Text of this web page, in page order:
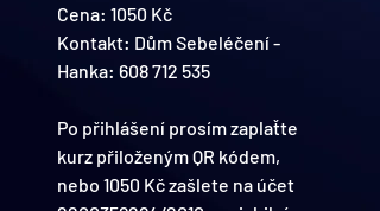
Cena: 1050 Kč
Kontakt: Dům Sebeléčení -
Hanka: 608 712 535
Po přihlášení prosím zaplaťte
kurz přiloženým QR kódem,
nebo 1050 Kč zašlete na účet